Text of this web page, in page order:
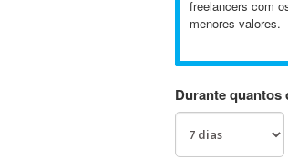
A&P
A-GPS
Ab Initio
freelancers com
menores valores.
Durante quantos